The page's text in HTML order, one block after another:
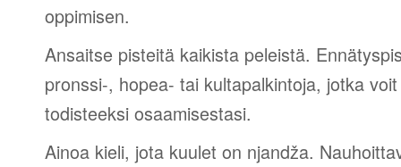
oppimisen.
Ansaitse pisteitä kaikista peleistä.
pronssi-, hopea- tai kultapalkintoja, jotka
todisteeksi osaamisestasi.
Ainoa kieli, jota kuulet on njandža.